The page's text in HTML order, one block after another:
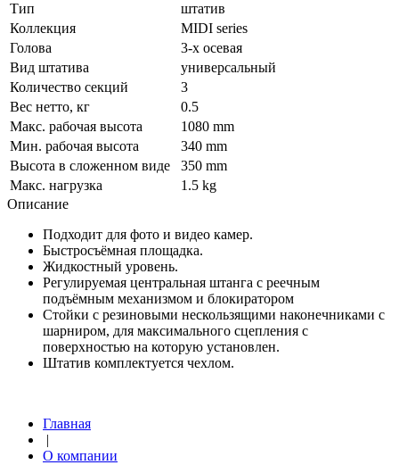
Тип
штатив
Коллекция
MIDI series
Голова
3-х осевая
Вид штатива
универсальный
Количество секций
3
Вес нетто, кг
0.5
Макс. рабочая высота
1080 mm
Мин. рабочая высота
340 mm
Высота в сложенном виде
350 mm
Макс. нагрузка
1.5 kg
Описание
Подходит для фото и видео камер.
Быстросъёмная площадка.
Жидкостный уровень.
Регулируемая центральная штанга с реечным
подъёмным механизмом и блокиратором
Стойки с резиновыми нескользящими наконечниками с
шарниром, для максимального сцепления с
поверхностью на которую установлен.
Штатив комплектуется чехлом.
Главная
|
О компании